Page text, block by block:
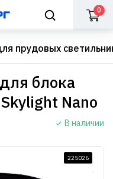
0
прудовых
блока
Nano
В наличии
225026